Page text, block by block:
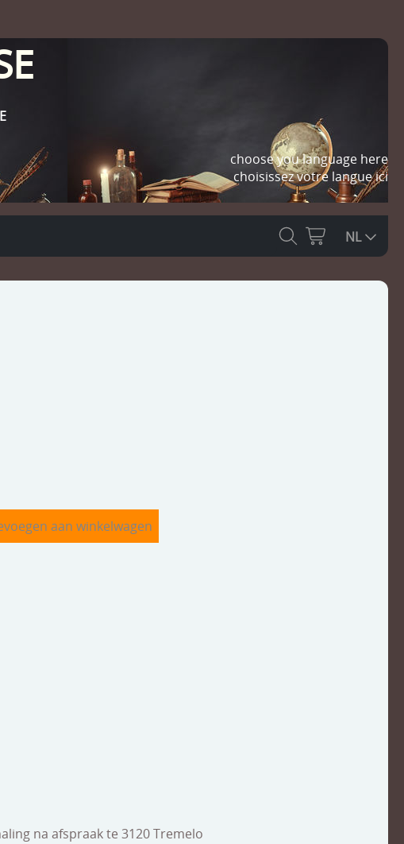
choose you language here
choisissez votre langue ici
NL
na afspraak te 3120 Tremelo